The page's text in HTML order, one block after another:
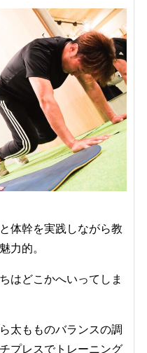
体幹を実践しながら教
力的。
はどこかへいってしま
太もものバランスの調
プレスでトレーニング